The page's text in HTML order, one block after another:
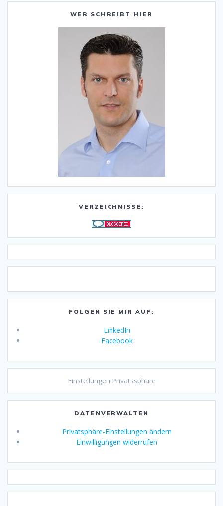
WER SCHREIBT HIER
VERZEICHNISSE:
FOLGEN SIE MIR AUF:
LinkedIn
Facebook
Einstellungen Privatssphäre
DATENVERWALTEN
Privatsphäre-Einstellungen ändern
Einwilligungen widerrufen